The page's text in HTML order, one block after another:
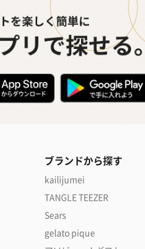
ブランドから探す
kailijumei
TANGLE TEEZER
Sears
gelato pique